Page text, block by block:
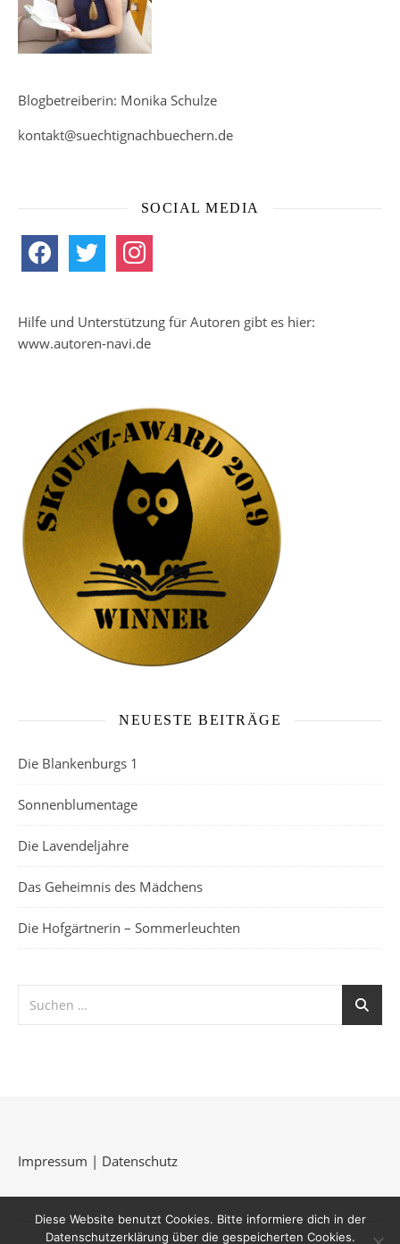
Blogbetreiberin: Monika Schulze
kontakt@suechtignachbuechern.de
SOCIAL MEDIA
facebook twitter instagram
Hilfe und Unterstützung für Autoren gibt es hier:
www.autoren-navi.de
NEUESTE BEITRÄGE
Die Blankenburgs 1
Sonnenblumentage
Die Lavendeljahre
Das Geheimnis des Mädchens
Die Hofgärtnerin – Sommerleuchten
Impressum | Datenschutz
Diese Website benutzt Cookies. Bitte informiere dich in der
Datenschutzerklärung über die gespeicherten Cookies.